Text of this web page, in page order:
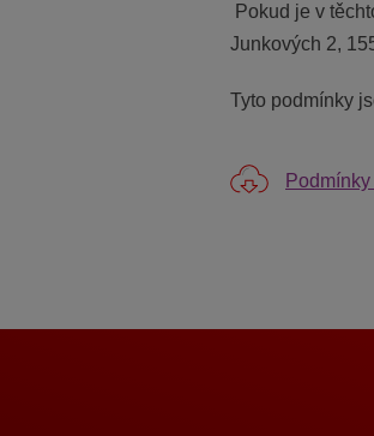
Pokud je v
Junkových 2,
Tyto podmínky
Podmínky